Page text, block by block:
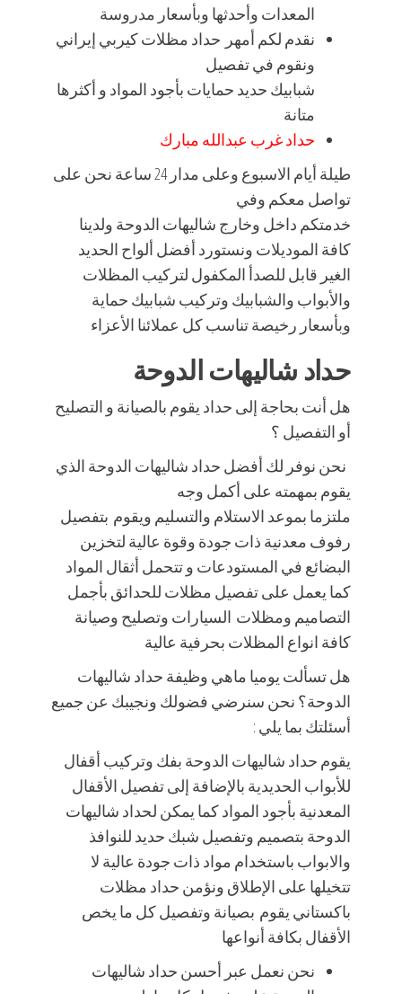
المعدات وأحدثها وبأسعار مدروسة
نقدم لكم أمهر حداد مظلات كيربي إيراني
ونقوم في تفصيل
شبابيك حديد حمايات بأجود المواد و أكثرها
متانة
حداد غرب عبدالله مبارك
طيلة أيام الاسبوع وعلى مدار 24 ساعة نحن على
تواصل معكم وفي
خدمتكم داخل وخارج شاليهات الدوحة ولدينا
كافة الموديلات ونستورد أفضل ألواح الحديد
الغير قابل للصدأ المكفول لتركيب المظلات
والأبواب والشبابيك وتركيب شبابيك حماية
وبأسعار رخيصة تناسب كل عملائنا الأعزاء
حداد شاليهات الدوحة
هل أنت بحاجة إلى حداد يقوم بالصيانة و التصليح
أو التفصيل ؟
نحن نوفر لك أفضل حداد شاليهات الدوحة الذي
يقوم بمهمته على أكمل وجه
ملتزما بموعد الاستلام والتسليم ويقوم بتفصيل
رفوف معدنية ذات جودة وقوة عالية لتخزين
البضائع في المستودعات و تتحمل أثقال المواد
كما يعمل على تفصيل مظلات للحدائق بأجمل
التصاميم ومظلات السيارات وتصليح وصيانة
كافة انواع المظلات بحرفية عالية
هل تسألت يوميا ماهي وظيفة حداد شاليهات
الدوحة؟ نحن سنرضي فضولك ونجيبك عن جميع
أسئلتك بما يلي :
يقوم حداد شاليهات الدوحة بفك وتركيب أقفال
للأبواب الحديدية بالإضافة إلى تفصيل الأقفال
المعدنية بأجود المواد كما يمكن لحداد شاليهات
الدوحة بتصميم وتفصيل شبك حديد للنوافذ
والابواب باستخدام مواد ذات جودة عالية لا
تتخيلها على الإطلاق ونؤمن حداد مظلات
باكستاني يقوم بصيانة وتفصيل كل ما يخص
الأقفال بكافة أنواعها
نحن نعمل عبر أحسن حداد شاليهات